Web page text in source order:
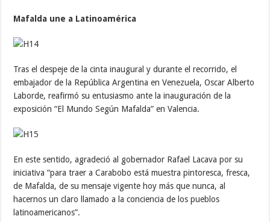
Mafalda une a Latinoamérica
Tras el despeje de la cinta inaugural y durante el recorrido, el
embajador de la República Argentina en Venezuela, Oscar Alberto
Laborde, reafirmó su entusiasmo ante la inauguración de la
exposición “El Mundo Según Mafalda” en Valencia.
En este sentido, agradeció al gobernador Rafael Lacava por su
iniciativa “para traer a Carabobo está muestra pintoresca, fresca,
de Mafalda, de su mensaje vigente hoy más que nunca, al
hacernos un claro llamado a la conciencia de los pueblos
latinoamericanos”.